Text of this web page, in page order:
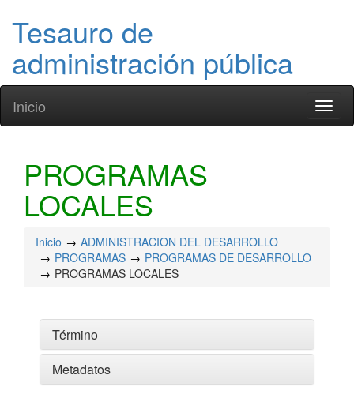
Tesauro de
administración pública
Inicio
PROGRAMAS
LOCALES
Inicio
ADMINISTRACION DEL DESARROLLO
PROGRAMAS
PROGRAMAS DE DESARROLLO
PROGRAMAS LOCALES
Término
Metadatos